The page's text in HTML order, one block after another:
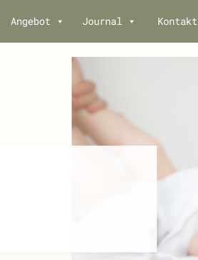
Angebot Journal Kontakt